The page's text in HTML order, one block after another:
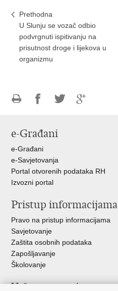
Prethodna
U Slunju se vozač odbio
podvrgnuti ispitivanju na
prisutnost droge i lijekova u
organizmu
FacebookuTwitteru
e-Građani
e-Građani
e-Savjetovanja
Portal otvorenih podataka RH
Izvozni portal
Pristup informacijama
Pravo na pristup informacijama
Savjetovanje
Zaštita osobnih podataka
Zapošljavanje
Školovanje
Važne poveznice